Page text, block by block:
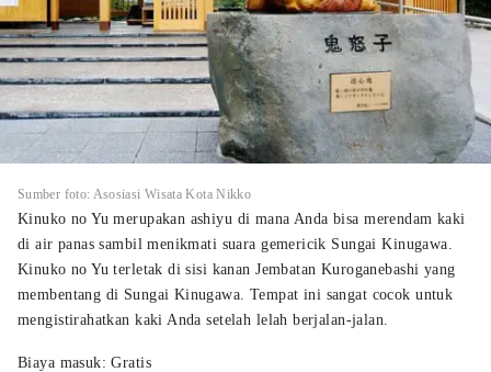
Sumber foto: Asosiasi Wisata Kota Nikko
Kinuko no Yu merupakan ashiyu di mana Anda bisa merendam kaki
di air panas sambil menikmati suara gemericik Sungai Kinugawa.
Kinuko no Yu terletak di sisi kanan Jembatan Kuroganebashi yang
membentang di Sungai Kinugawa. Tempat ini sangat cocok untuk
mengistirahatkan kaki Anda setelah lelah berjalan-jalan.
Biaya masuk: Gratis